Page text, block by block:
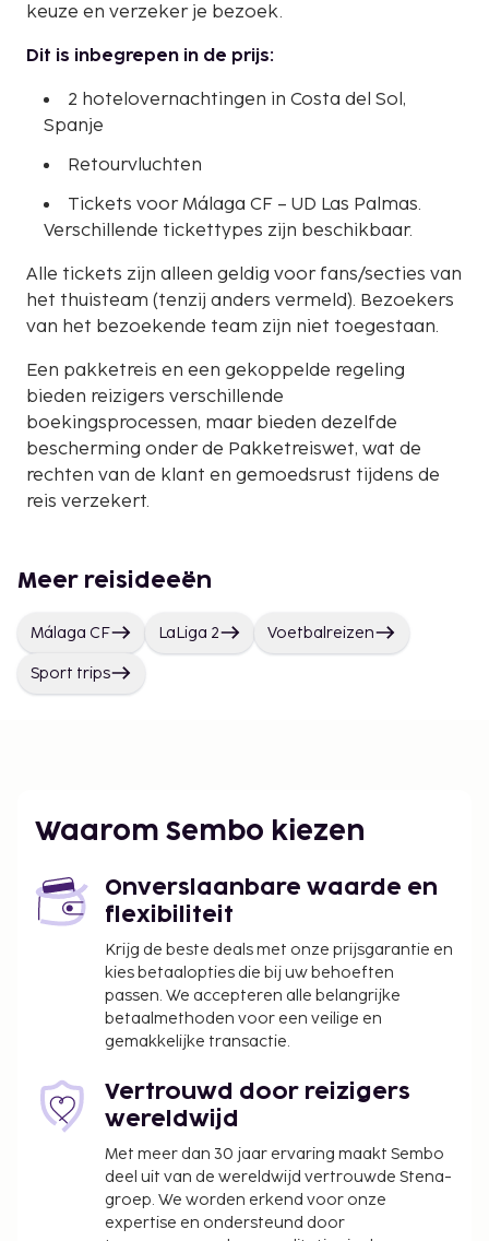
keuze en verzeker je bezoek.
Dit is inbegrepen in de prijs:
2 hotelovernachtingen in Costa del Sol,
Spanje
Retourvluchten
Tickets voor Málaga CF – UD Las Palmas.
Verschillende tickettypes zijn beschikbaar.
Alle tickets zijn alleen geldig voor fans/secties van
het thuisteam (tenzij anders vermeld). Bezoekers
van het bezoekende team zijn niet toegestaan.
Een pakketreis en een gekoppelde regeling
bieden reizigers verschillende
boekingsprocessen, maar bieden dezelfde
bescherming onder de Pakketreiswet, wat de
rechten van de klant en gemoedsrust tijdens de
reis verzekert.
Meer reisideeën
Málaga CF LaLiga 2 Voetbalreizen
Sport trips
Waarom Sembo kiezen
Onverslaanbare waarde en
flexibiliteit
Krijg de beste deals met onze prijsgarantie en
kies betaalopties die bij uw behoeften
passen. We accepteren alle belangrijke
betaalmethoden voor een veilige en
gemakkelijke transactie.
Vertrouwd door reizigers
wereldwijd
Met meer dan 30 jaar ervaring maakt Sembo
deel uit van de wereldwijd vertrouwde Stena-
groep. We worden erkend voor onze
expertise en ondersteund door